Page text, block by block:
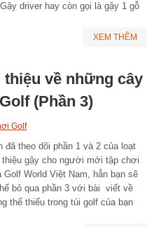
driver hay còn gọi là gậy 1 gỗ
XEM THÊM
thiệu về những cây
(Phần 3)
Golf
đã theo dõi phần 1 và 2 của loạt
thiệu gậy cho người mới tập chơi
Golf World Việt Nam, hẳn bạn sẽ
bỏ qua phần 3 với bài viết về
thể thiếu trong túi golf của bạn